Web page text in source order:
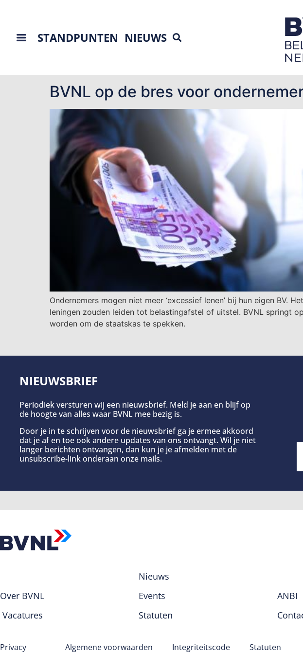
STANDPUNTEN NIEUWS
BVNL op de bres voor
Ondernemers mogen niet meer ‘excessief lenen’ bij hun eigen
leningen zouden leiden tot belastingafstel of uitstel. BVNL springt
worden om de staatskas te spekken.
NIEUWSBRIEF
Periodiek versturen wij een nieuwsbrief. Meld je aan en blijf op
de hoogte van alles waar BVNL mee bezig is.
Door je in te schrijven voor de nieuwsbrief ga je ermee akkoord
dat je af en toe ook andere updates van ons ontvangt. Wil je niet
langer berichten ontvangen, dan kun je je afmelden met de
unsubscribe-link onderaan onze mails.
Over BVNL
Vacatures
Nieuws
Events
Statuten
ANBI
Privacy Algemene voorwaarden Integriteitscode Statuten